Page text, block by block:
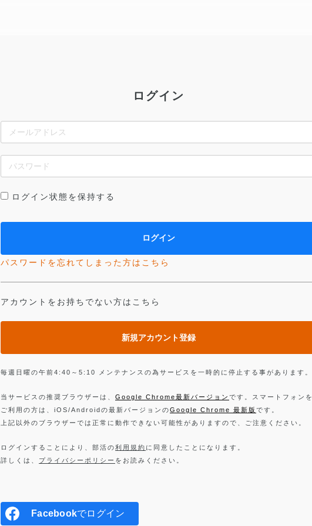
ログイン
ログイン状態を保持する
パスワードを忘れてしまった方はこちら
アカウントをお持ちでない方はこちら
新規アカウント登録
毎週日曜の午前4:40～5:10 メンテナンスの為サービスを一時的に停止する事があります。
当サービスの推奨ブラウザーは、 Google Chrome最新バージョン です。スマートフォンを
ご利用の方は、iOS/Androidの最新バージョンのGoogle Chrome 最新版 です。
上記以外のブラウザーでは正常に動作できない可能性がありますので、ご注意ください。
ログインすることにより、部活の利用規約 に同意したことになります。
詳しくは、 プライバシーポリシー をお読みください。
Facebookでログイン